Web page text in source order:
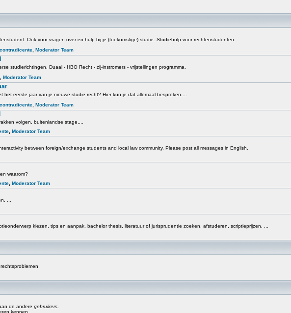
Ook voor vragen over en hulp bij je (toekomstige) studie. Studiehulp voor rechtenstudenten.
Moderator Team
studierichtingen. Duaal - HBO Recht - zij-instromers - vrijstellingen programma.
Moderator Team
het eerste jaar van je nieuwe studie recht? Hier kun je dat allemaal bespreken....
Moderator Team
volgen, buitenlandse stage,...
Moderator Team
between foreign/exchange students and local law community. Please post all messages in English.
waarom?
Moderator Team
...
kiezen, tips en aanpak, bachelor thesis, literatuur of jurisprudentie zoeken, afstuderen, scriptieprijzen, ...
de andere gebruikers
kennen.